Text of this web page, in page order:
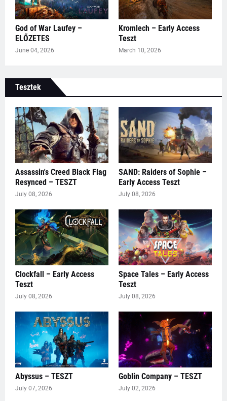
God of War Laufey –
ELŐZETES
June 04, 2026
Kromlech – Early Access
Teszt
March 10, 2026
Tesztek
Assassin's Creed Black Flag
Resynced – TESZT
July 08, 2026
SAND: Raiders of Sophie –
Early Access Teszt
July 08, 2026
Clockfall – Early Access
Teszt
July 08, 2026
Space Tales – Early Access
Teszt
July 08, 2026
Abyssus – TESZT
July 07, 2026
Goblin Company – TESZT
July 02, 2026